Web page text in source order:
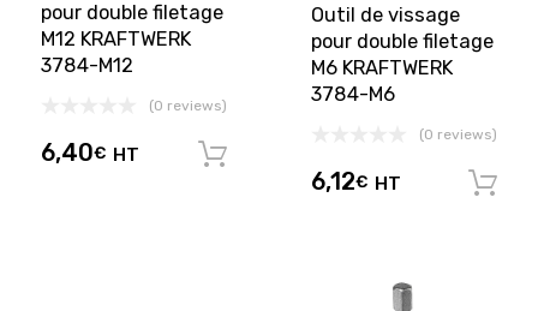
pour double filetage
M12 KRAFTWERK
3784-M12
(0 reviews)
6,40€ HT
Outil de vissage
pour double filetage
M6 KRAFTWERK
3784-M6
(0 reviews)
6,12€ HT